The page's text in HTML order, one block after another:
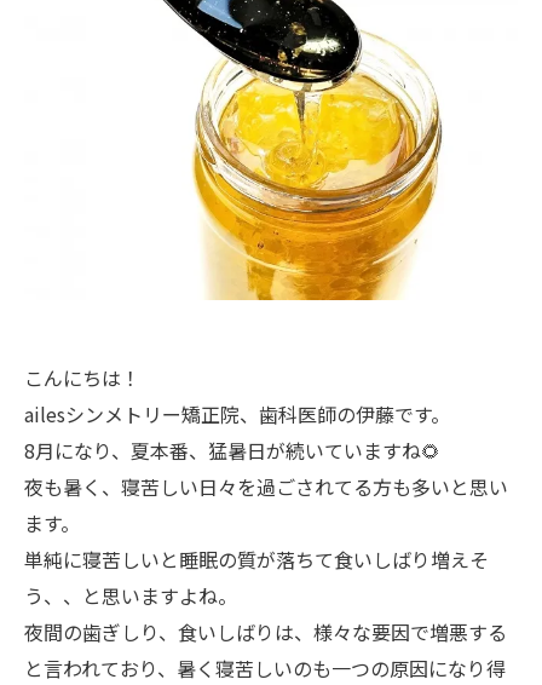
こんにちは！
ailesシンメトリー矯正院、歯科医師の伊藤です。
8月になり、夏本番、猛暑日が続いていますね🌻
夜も暑く、寝苦しい日々を過ごされてる方も多いと思い
ます。
単純に寝苦しいと睡眠の質が落ちて食いしばり増えそ
う、、と思いますよね。
夜間の歯ぎしり、食いしばりは、様々な要因で増悪する
と言われており、暑く寝苦しいのも一つの原因になり得